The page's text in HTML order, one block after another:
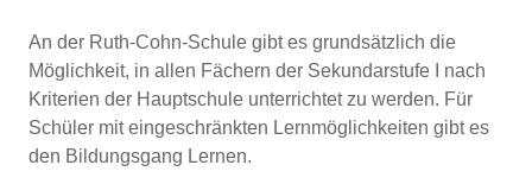
An der Ruth-Cohn-Schule gibt es grundsätzlich die
Möglichkeit, in allen Fächern der Sekundarstufe I nach
Kriterien der Hauptschule unterrichtet zu werden. Für
Schüler mit eingeschränkten Lernmöglichkeiten gibt es
den Bildungsgang Lernen.